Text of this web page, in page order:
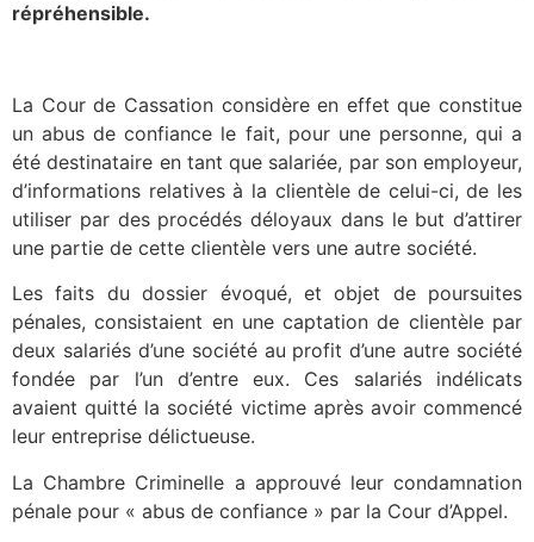
répréhensible.
La Cour de Cassation considère en effet que constitue
un abus de confiance le fait, pour une personne, qui a
été destinataire en tant que salariée, par son employeur,
d’informations relatives à la clientèle de celui-ci, de les
utiliser par des procédés déloyaux dans le but d’attirer
une partie de cette clientèle vers une autre société.
Les faits du dossier évoqué, et objet de poursuites
pénales, consistaient en une captation de clientèle par
deux salariés d’une société au profit d’une autre société
fondée par l’un d’entre eux. Ces salariés indélicats
avaient quitté la société victime après avoir commencé
leur entreprise délictueuse.
La Chambre Criminelle a approuvé leur condamnation
pénale pour « abus de confiance » par la Cour d’Appel.